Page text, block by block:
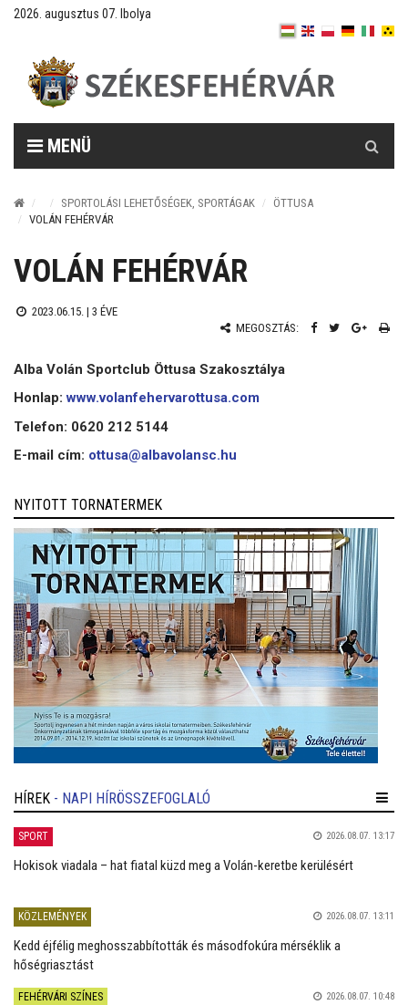
2026. augusztus 07. Ibolya
MENÜ
SPORTOLÁSI LEHETŐSÉGEK, SPORTÁGAK
ÖTTUSA
VOLÁN FEHÉRVÁR
VOLÁN FEHÉRVÁR
2023.06.15. | 3 ÉVE
MEGOSZTÁS:
Alba Volán Sportclub Öttusa Szakosztálya
Honlap:www.volanfehervarottusa.com
Telefon: 0620 212 5144
E-mail cím: ottusa@albavolansc.hu
NYITOTT TORNATERMEK
HÍREK - NAPI HÍRÖSSZEFOGLALÓ
SPORT 2026.08.07. 13:17
Hokisok viadala – hat fiatal küzd meg a Volán-keretbe kerülésért
KÖZLEMÉNYEK 2026.08.07. 13:11
Kedd éjfélig meghosszabbították és másodfokúra mérséklik a
hőségriasztást
FEHÉRVÁRI SZÍNES 2026.08.07. 10:48